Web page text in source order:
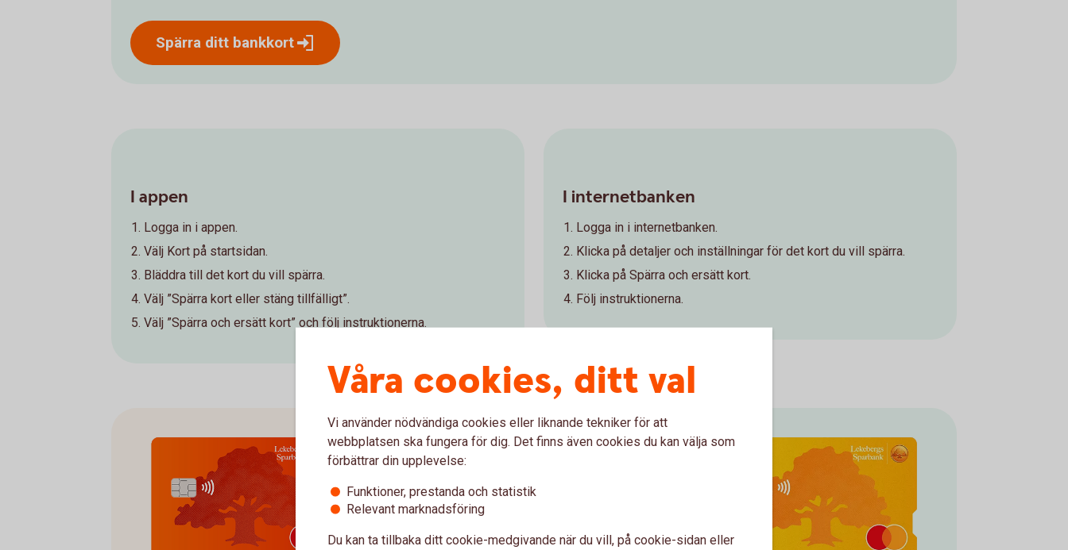
Spärra ditt bankkort
I appen
Logga in i appen.
Välj Kort på startsidan.
Bläddra till det kort du vill spärra.
Välj ”Spärra kort eller stäng tillfälligt”.
Välj ”Spärra och ersätt kort” och följ instruktionerna.
I internetbanken
Logga in i internetbanken.
Klicka på detaljer och inställningar för det kort du vill spärra.
Klicka på Spärra och ersätt kort.
Följ instruktionerna.
Våra cookies, ditt val
Vi använder nödvändiga cookies eller liknande tekniker för att
webbplatsen ska fungera för dig. Det finns även cookies du kan välja som
förbättrar din upplevelse:
Funktioner, prestanda och statistik
Relevant marknadsföring
Du kan ta tillbaka ditt cookie-medgivande när du vill, på cookie-sidan eller